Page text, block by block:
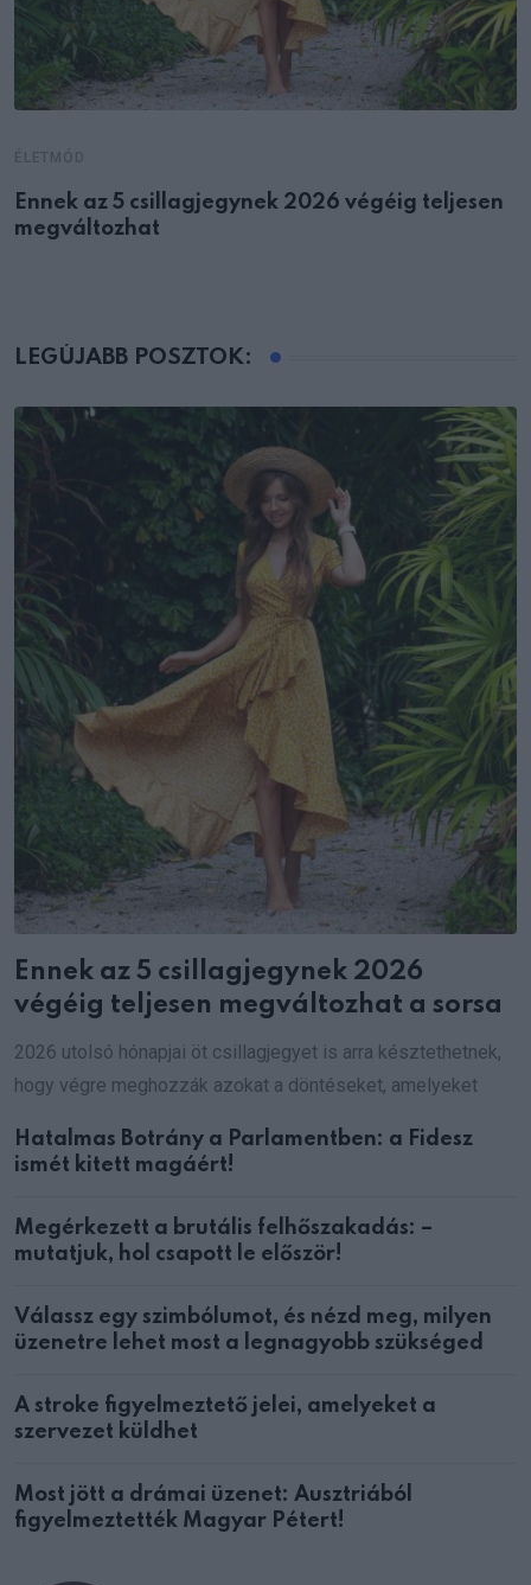
Ennek az 5 csillagjegynek 2026 végéig teljesen
megváltozhat
LEGÚJABB POSZTOK:
Ennek az 5 csillagjegynek 2026
végéig teljesen megváltozhat a sorsa
2026 utolsó hónapjai öt csillagjegyet is arra késztethetnek,
hogy végre meghozzák azokat a döntéseket, amelyeket
Hatalmas Botrány a Parlamentben: a Fidesz
ismét kitett magáért!
Megérkezett a brutális felhőszakadás: –
mutatjuk, hol csapott le először!
Válassz egy szimbólumot, és nézd meg, milyen
üzenetre lehet most a legnagyobb szükséged
A stroke figyelmeztető jelei, amelyeket a
szervezet küldhet
Most jött a drámai üzenet: Ausztriából
figyelmeztették Magyar Pétert!